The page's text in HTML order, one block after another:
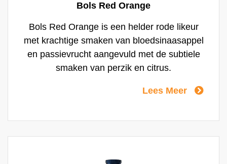
Bols Red Orange
Bols Red Orange is een helder rode likeur
met krachtige smaken van bloedsinaasappel
en passievrucht aangevuld met de subtiele
smaken van perzik en citrus.
Lees Meer